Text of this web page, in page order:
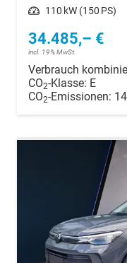
Leistung 110 kW (150 PS)
34.485,– €
incl. 19% MwSt.
Verbrauch
CO2-Klasse: E
CO2-Emissionen: